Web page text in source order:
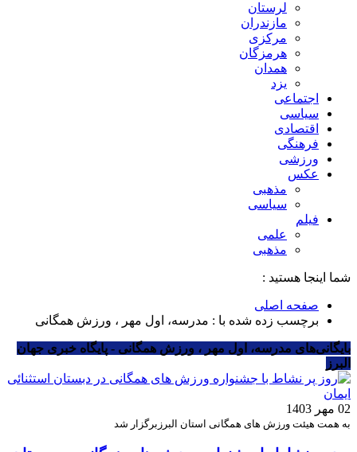
لرستان
مازندران
مرکزی
هرمزگان
همدان
یزد
اجتماعی
سیاسی
اقتصادی
فرهنگی
ورزشی
عکس
مذهبی
سیاسی
فیلم
علمی
مذهبی
شما اینجا هستید :
صفحه اصلی
برچسب زده شده با : مدرسه، اول مهر ، ورزش همگانی
بایگانی‌های مدرسه، اول مهر ، ورزش همگانی - پایگاه خبری جهان
البرز
02 مهر 1403
به همت هیئت ورزش های همگانی استان البرزبرگزار شد